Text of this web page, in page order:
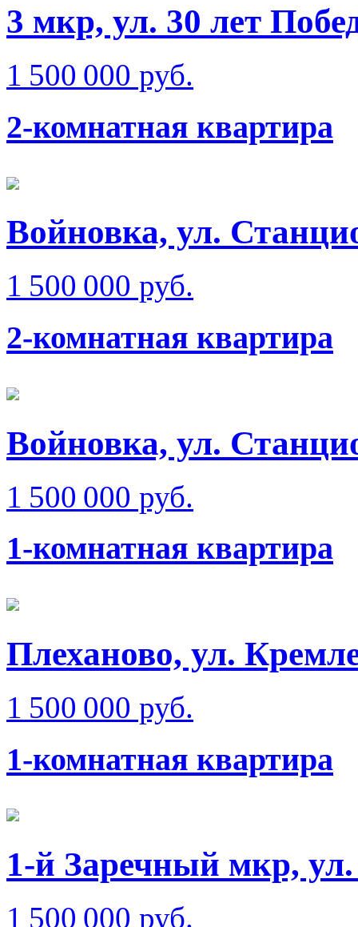
3 мкр, ул. 30 лет
1 500 000 руб.
2-комнатная квартира
Войновка, ул.
1 500 000 руб.
2-комнатная квартира
Войновка, ул.
1 500 000 руб.
1-комнатная квартира
Плеханово, ул.
1 500 000 руб.
1-комнатная квартира
1-й Заречный мкр, ул.
1 500 000 руб.